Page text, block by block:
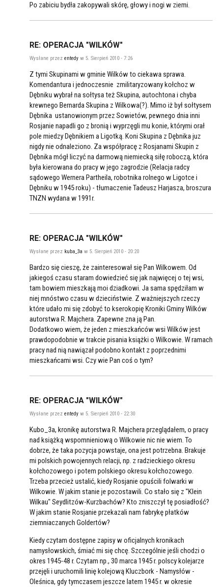
Po zabiciu bydła zakopywali skórę, głowy i nogi w ziemi.
RE: OPERACJA "WILKÓW"
Wysłane przez entedy w 5. Sierpień 2010 - 7:26
Z tymi Skupinami w gminie Wilków to ciekawa sprawa.
Komendantura i jednoczesnie zmilitaryzowany kołchoz w
Dębniku wybrał na sołtysa też Skupina, autochtona i chyba
krewnego Bernarda Skupina z Wilkowa(?). Mimo iż był sołtysem
Dębnika ustanowionym przez Sowietów, pewnego dnia inni
Rosjanie napadli go z bronią i wyprzęgli mu konie, którymi orał
pole miedzy Dębnikiem a Ligotką. Koni Skupina z Dębnika juz
nigdy nie odnaleziono. Za współpracę z Rosjanami Skupin z
Dębnika mógł liczyć na darmową niemiecką siłę roboczą, która
była kierowana do pracy w jego zagrodzie (Relacja radcy
sądowego Wernera Partheila, robotnika rolnego w Ligotce i
Dębniku w 1945 roku) - tłumaczenie Tadeusz Harjasza, broszura
TNZN wydana w 1991r.
RE: OPERACJA "WILKÓW"
Wysłane przez kuba_3a w 5. Sierpień 2010 - 20:20
Bardzo się cieszę, że zainteresował się Pan Wilkowem. Od
jakiegoś czasu staram dowiedzieć się jak najwięcej o tej wsi,
tam bowiem mieszkają moi dziadkowi. Ja sama spędziłam w
niej mnóstwo czasu w dzieciństwie. Z ważniejszych rzeczy
które udało mi się zdobyć to kserokopię Kroniki Gminy Wilków
autorstwa R. Majchera. Zapewne zna ją Pan.
Dodatkowo wiem, że jeden z mieszkańców wsi Wilków jest
prawdopodobnie w trakcie pisania książki o Wilkowie. W ramach
pracy nad nią nawiązał podobno kontakt z poprzednimi
mieszkańcami wsi. Czy wie Pan coś o tym?
RE: OPERACJA "WILKÓW"
Wysłane przez entedy w 5. Sierpień 2010 - 22:30
Kubo_3a, kronikę autorstwa R. Majchera przeglądałem, o pracy
nad książką wspomnieniową o Wilkowie nic nie wiem. To
dobrze, że taka pozycja powstaje, ona jest potrzebna. Brakuje
mi polskich powojennych relacji, np. z radzieckiego okresu
kołchozowego i potem polskiego okresu kołchozowego.
Trzeba przecież ustalić, kiedy Rosjanie opuścili folwarki w
Wilkowie. W jakim stanie je pozostawili. Co stało się z "Klein
Wilkau" Seydlitzów-Kurzbachów? Kto zniszczył tę posiadłość?
W jakim stanie Rosjanie przekazali nam fabrykę płatków
ziemniaczanych Goldertów?
Kiedy czytam dostępne zapisy w oficjalnych kronikach
namysłowskich, śmiać mi się chcę. Szczególnie jeśli chodzi o
okres 1945-48 r. Czytam np., 30 marca 1945 r. polscy kolejarze
przejęli i uruchomili linię kolejową Kluczbork - Namysłów -
Oleśnica, gdy tymczasem jeszcze latem 1945 r. w okresie